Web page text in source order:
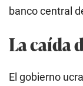
banco central
La caída
El gobierno